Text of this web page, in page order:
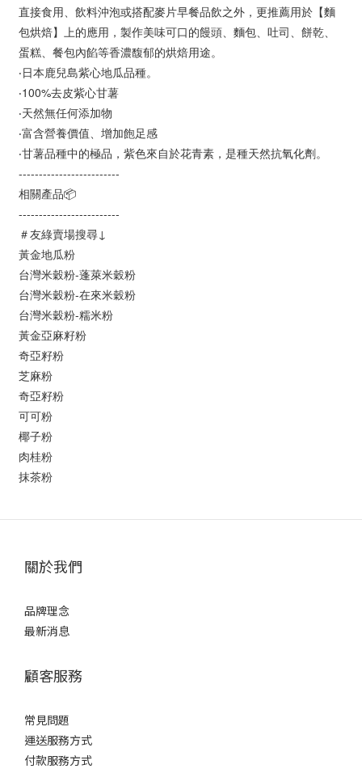
直接食用、飲料沖泡或搭配麥片早餐品飲之外，更推薦用於【麵
包烘焙】上的應用，製作美味可口的饅頭、麵包、吐司、餅乾、
蛋糕、餐包內餡等香濃馥郁的烘焙用途。
‧日本鹿兒島紫心地瓜品種。
‧100%去皮紫心甘薯
‧天然無任何添加物
‧富含營養價值、增加飽足感
‧甘薯品種中的極品，紫色來自於花青素，是種天然抗氧化劑。
-------------------------
相關產品📦
-------------------------
＃友綠賣場搜尋↓
黃金地瓜粉
台灣米穀粉-蓬萊米穀粉
台灣米穀粉-在來米穀粉
台灣米穀粉-糯米粉
黃金亞麻籽粉
奇亞籽粉
芝麻粉
奇亞籽粉
可可粉
椰子粉
肉桂粉
抹茶粉
關於我們
品牌理念
最新消息
顧客服務
常見問題
運送服務方式
付款服務方式